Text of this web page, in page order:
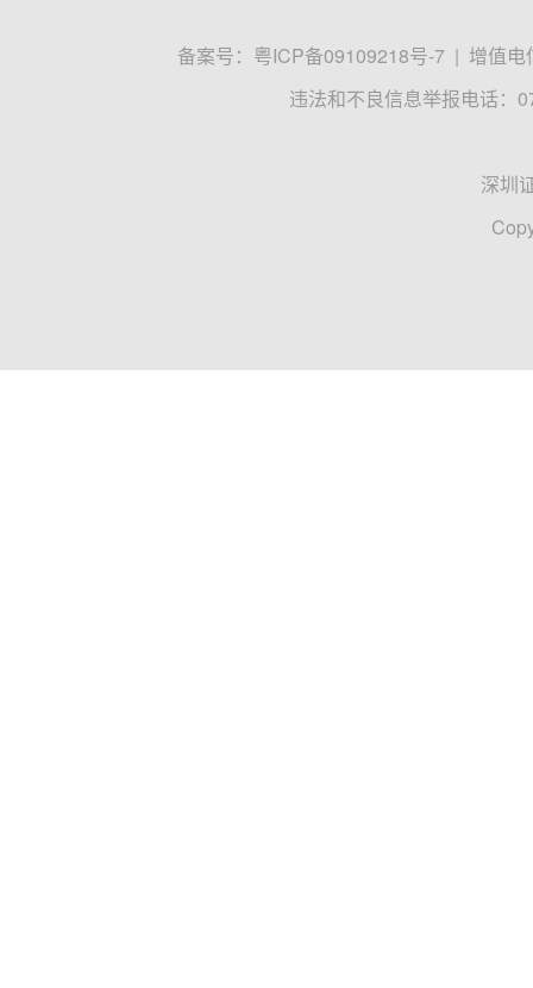
备案号： 粤ICP备09109218号-7 | 增值电
违法和不良信息举报电话：
深圳